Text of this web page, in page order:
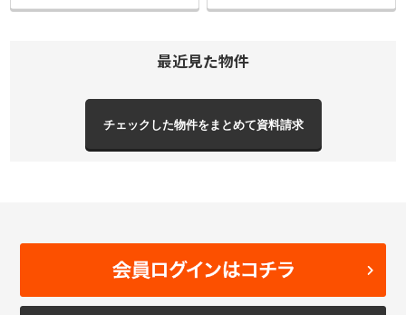
最近見た物件